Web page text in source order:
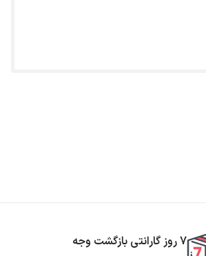
7 روز گارانتی بازگشت وجه